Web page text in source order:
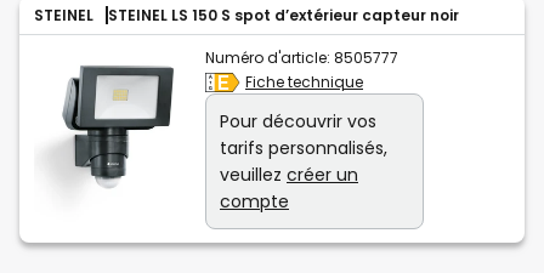
STEINEL STEINEL LS 150 S spot d’extérieur capteur noir
Numéro d'article: 8505777
Fiche technique
Pour découvrir vos
tarifs personnalisés,
veuillez créer un
compte